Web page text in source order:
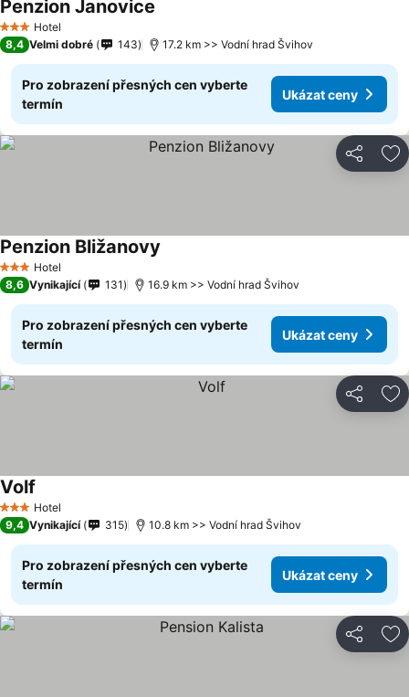
3 Počet hvězdiček
Hotel
Penzion Janovice
8,4 Velmi dobré 143 17.2 km >> Vodní hrad Švihov
Pro zobrazení přesných cen vyberte
termín
Ukázat ceny
Sdílet
3 Počet hvězdiček
Hotel
Penzion Bližanovy
8,6 Vynikající 131 16.9 km >> Vodní hrad Švihov
Pro zobrazení přesných cen vyberte
termín
Ukázat ceny
Sdílet
3 Počet hvězdiček
Hotel
Volf
9,4 Vynikající 315 10.8 km >> Vodní hrad Švihov
Pro zobrazení přesných cen vyberte
termín
Ukázat ceny
Sdílet